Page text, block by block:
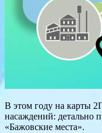
В этом году на карты
насаждений: детально
«Бажовские места».